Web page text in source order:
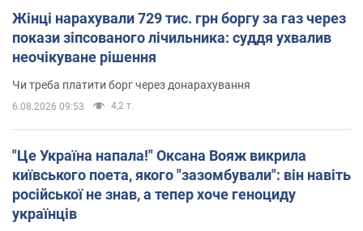
Жінці нарахували 729 тис. грн боргу за газ через
покази зіпсованого лічильника: суддя ухвалив
неочікуване рішення
Чи треба платити борг через донарахування
6.08.2026 09:53 4,2 т.
"Це Україна напала!" Оксана Вояж викрила
київського поета, якого "зазомбували": він навіть
російської не знав, а тепер хоче геноциду
українців